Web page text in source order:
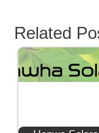
Related